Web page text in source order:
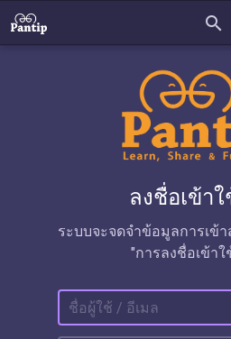
search
ลงชื่อเข้า
ระบบจะจดจำข้อมูลการเข้
"การลงชื่อเข้าใ